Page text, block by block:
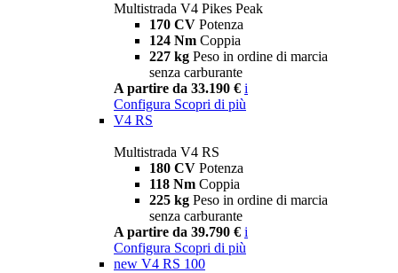
Multistrada V4 Pikes Peak
170 CV Potenza
124 Nm Coppia
227 kg Peso in ordine di marcia
senza carburante
A partire da 33.190 € i
Configura Scopri di più
V4 RS
Multistrada V4 RS
180 CV Potenza
118 Nm Coppia
225 kg Peso in ordine di marcia
senza carburante
A partire da 39.790 € i
Configura Scopri di più
new V4 RS 100